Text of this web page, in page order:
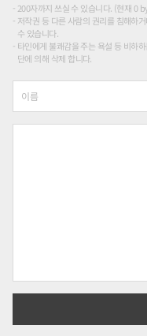
200자까지 쓰실 수 있습니다. (현재 0
저작권 등 다른 사람의 권리를 침해하
수 있습니다.
타인에게 불쾌감을 주는 욕설 등 비하
단에 의해 삭제 합니다.